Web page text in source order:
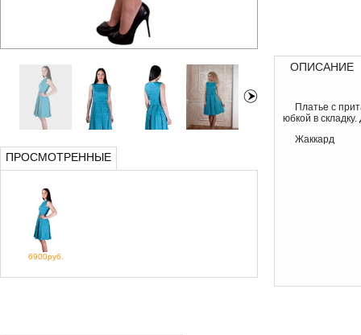
ПРОСМОТРЕННЫЕ
6900руб.
ОПИСАНИЕ
Платье с
юбкой в
Жаккард